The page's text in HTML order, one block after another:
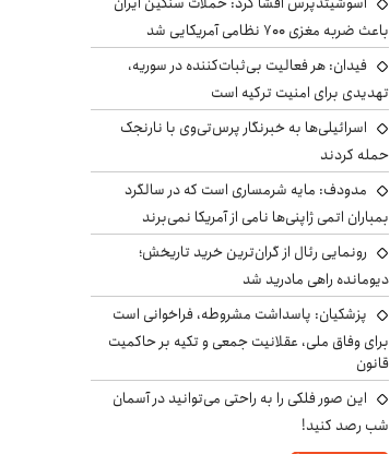
باعث ضربه مغزی ۷۰۰ نظامی آمریکایی شد
فیدان: هر فعالیت بی‌ثبات‌کننده در سوریه،
تهدیدی برای امنیت ترکیه است
اسرائیلی‌ها به خبرنگار پرس‌تی‌وی با نارنجک
حمله کردند
مدودف: مایه شرمساری است که در سالگرد
بمباران اتمی ژاپنی‌ها نامی از آمریکا نمی‌برند
رونمایی رئال از گران‌ترین خرید تاریخش؛
دیومانده راهی مادرید شد
پزشکیان: پاسداشت مشروطه، فراخوانی است
برای وفاق ملی، عقلانیت جمعی و تکیه بر حاکمیت
قانون
این صور فلکی را به راحتی می‌توانید در آسمان
شب رصد کنید!